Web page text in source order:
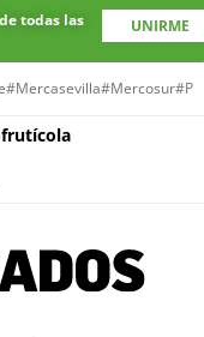
todas las
UNIRME
#Mercasevilla#Mercosur